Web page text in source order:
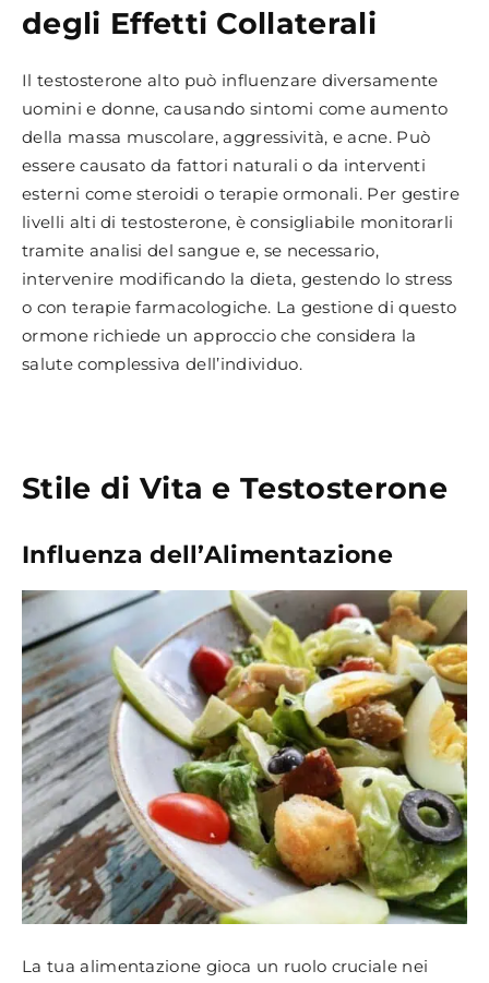
degli Effetti Collaterali
Il testosterone alto può influenzare diversamente
uomini e donne, causando sintomi come aumento
della massa muscolare, aggressività, e acne. Può
essere causato da fattori naturali o da interventi
esterni come steroidi o terapie ormonali. Per gestire
livelli alti di testosterone, è consigliabile monitorarli
tramite analisi del sangue e, se necessario,
intervenire modificando la dieta, gestendo lo stress
o con terapie farmacologiche. La gestione di questo
ormone richiede un approccio che considera la
salute complessiva dell’individuo.
Stile di Vita e Testosterone
Influenza dell’Alimentazione
La tua alimentazione gioca un ruolo cruciale nei